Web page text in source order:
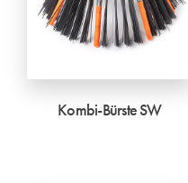
Kombi-Bürste SW